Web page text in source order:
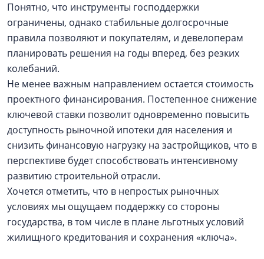
Понятно, что инструменты господдержки
ограничены, однако стабильные долгосрочные
правила позволяют и покупателям, и девелоперам
планировать решения на годы вперед, без резких
колебаний.
Не менее важным направлением остается стоимость
проектного финансирования. Постепенное снижение
ключевой ставки позволит одновременно повысить
доступность рыночной ипотеки для населения и
снизить финансовую нагрузку на застройщиков, что в
перспективе будет способствовать интенсивному
развитию строительной отрасли.
Хочется отметить, что в непростых рыночных
условиях мы ощущаем поддержку со стороны
государства, в том числе в плане льготных условий
жилищного кредитования и сохранения «ключа».